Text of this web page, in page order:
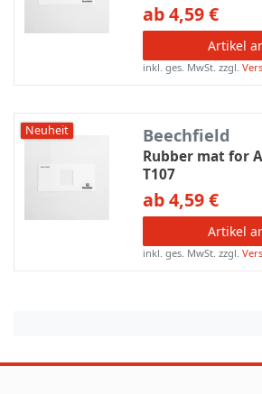
ab 4,59 €
Artikel
inkl. ges. MwSt. zzgl.
Neuheit Beechfield
Rubber mat for
T107
ab 4,59 €
Artikel
inkl. ges. MwSt. zzgl.